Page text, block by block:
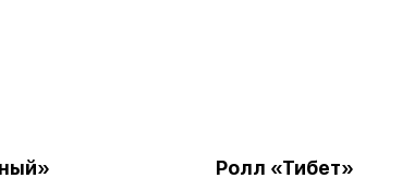
Ролл «Тибет»